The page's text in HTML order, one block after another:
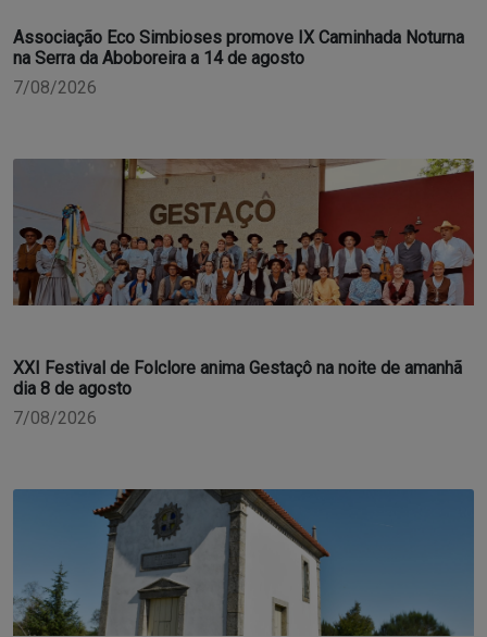
Associação Eco Simbioses promove IX Caminhada Noturna
na Serra da Aboboreira a 14 de agosto
7/08/2026
XXI Festival de Folclore anima Gestaçô na noite de amanhã
dia 8 de agosto
7/08/2026